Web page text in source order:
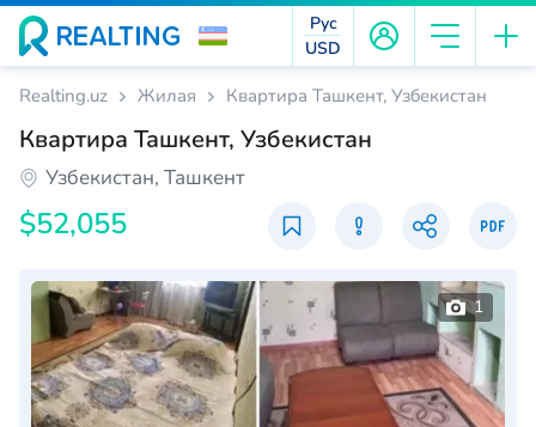
Рус
USD
Realting.uz Жилая Квартира Ташкент, Узбекистан
Квартира Ташкент, Узбекистан
Узбекистан, Ташкент
$52,055
1